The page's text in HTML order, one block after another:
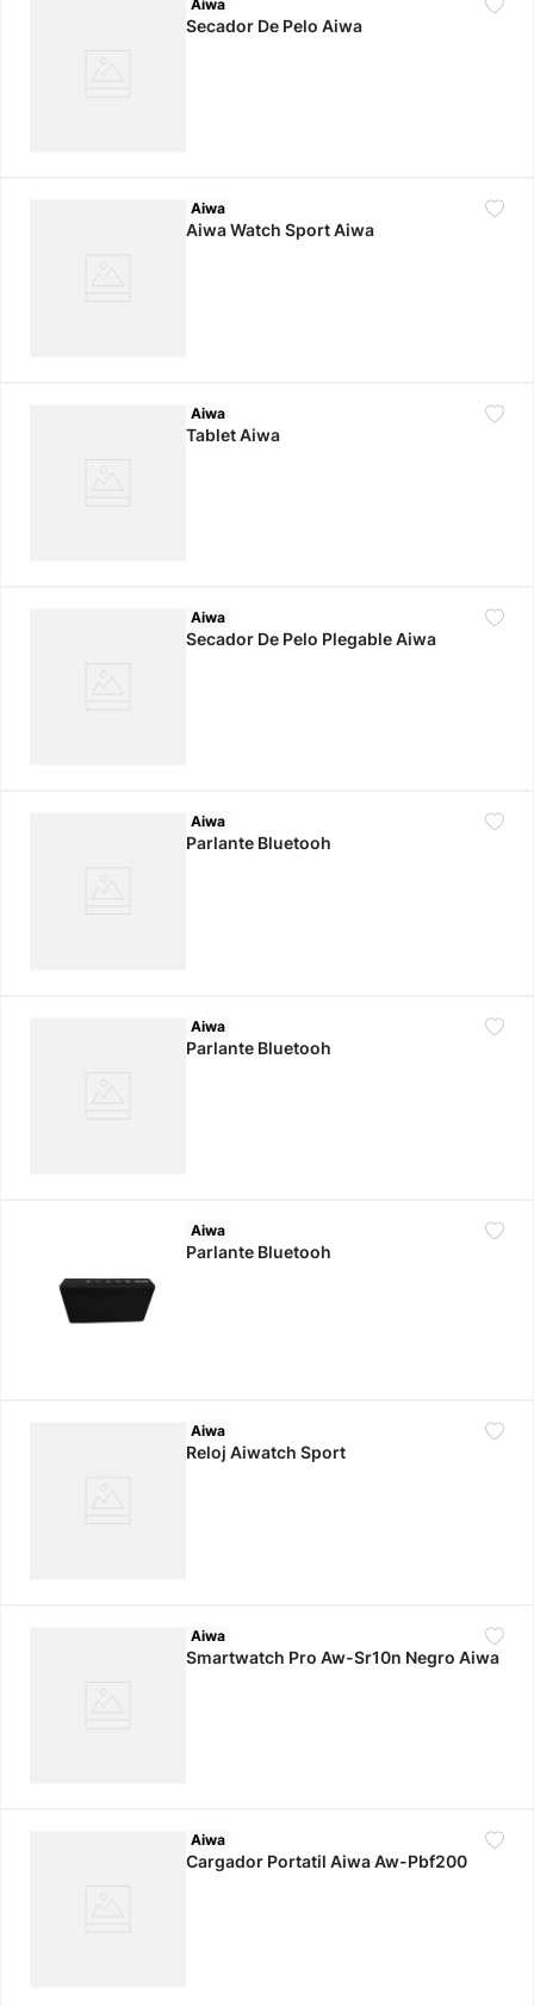
Aiwa
Secador De Pelo Aiwa
Aiwa
Aiwa Watch Sport Aiwa
Aiwa
Tablet Aiwa
Aiwa
Secador De Pelo Plegable Aiwa
Aiwa
Parlante Bluetooh
Aiwa
Parlante Bluetooh
Aiwa
Parlante Bluetooh
Aiwa
Reloj Aiwatch Sport
Aiwa
Smartwatch Pro Aw-Sr10n Negro Aiwa
Aiwa
Cargador Portatil Aiwa Aw-Pbf200